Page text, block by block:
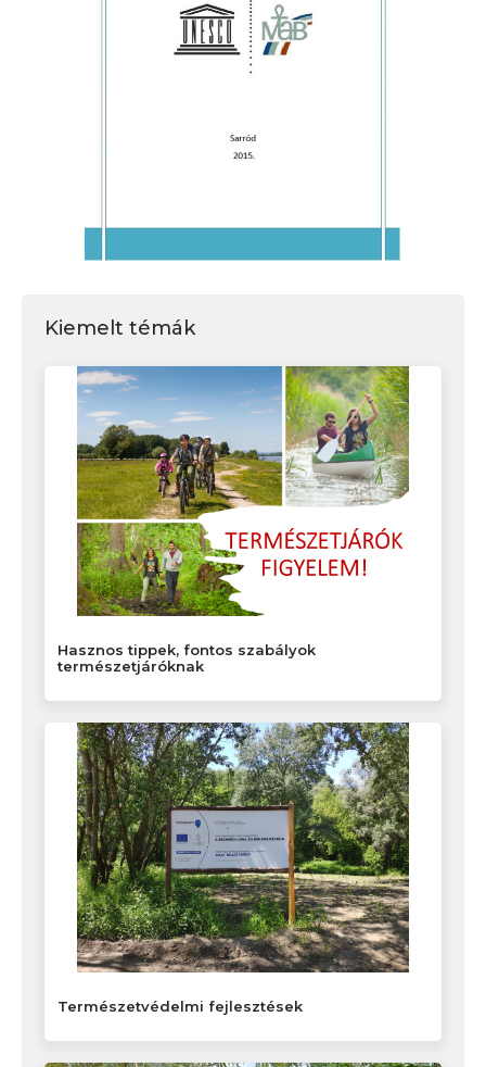
Kiemelt témák
Hasznos tippek, fontos szabályok
természetjáróknak
Természetvédelmi fejlesztések